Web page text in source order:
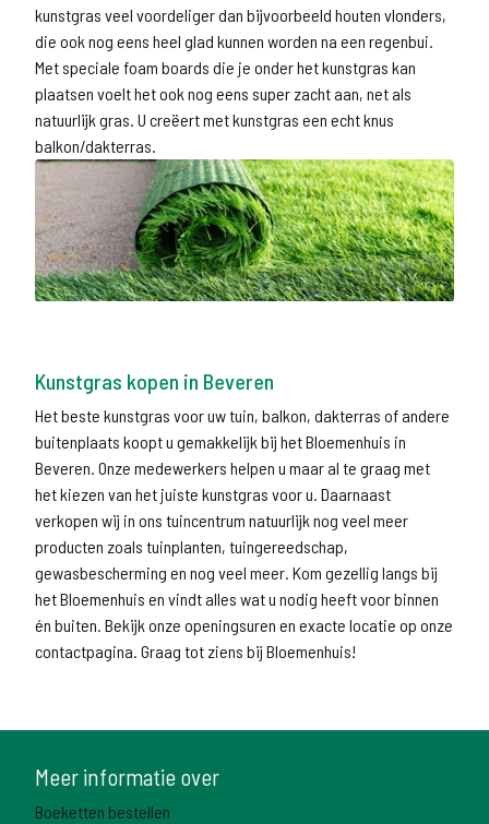
kunstgras veel voordeliger dan bijvoorbeeld houten vlonders,
die ook nog eens heel glad kunnen worden na een regenbui.
Met speciale foam boards die je onder het kunstgras kan
plaatsen voelt het ook nog eens super zacht aan, net als
natuurlijk gras. U creëert met kunstgras een echt knus
balkon/dakterras.
Kunstgras kopen in Beveren
Het beste kunstgras voor uw tuin, balkon, dakterras of andere
buitenplaats koopt u gemakkelijk bij het Bloemenhuis in
Beveren. Onze medewerkers helpen u maar al te graag met
het kiezen van het juiste kunstgras voor u. Daarnaast
verkopen wij in ons tuincentrum natuurlijk nog veel meer
producten zoals tuinplanten, tuingereedschap,
gewasbescherming en nog veel meer . Kom gezellig langs bij
het Bloemenhuis en vindt alles wat u nodig heeft voor binnen
én buiten. Bekijk onze openingsuren en exacte locatie op onze
contactpagina . Graag tot ziens bij Bloemenhuis!
Meer informatie over
Boeketten bestellen